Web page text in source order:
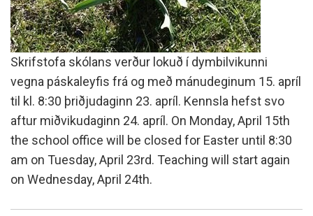
Skrifstofa skólans verður lokuð í dymbilvikunni
vegna páskaleyfis frá og með mánudeginum 15. apríl
til kl. 8:30 þriðjudaginn 23. apríl. Kennsla hefst svo
aftur miðvikudaginn 24. apríl. On Monday, April 15th
the school office will be closed for Easter until 8:30
am on Tuesday, April 23rd. Teaching will start again
on Wednesday, April 24th.